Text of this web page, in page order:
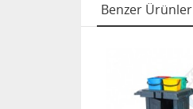
Benzer Ürünler